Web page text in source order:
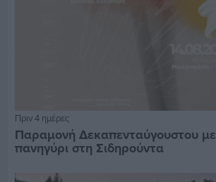
Πριν 4 ημέρες
Παραμονή Δεκαπενταύγουστου
πανηγύρι στη Σιδηρούντα